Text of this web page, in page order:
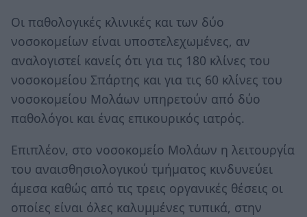
Οι παθολογικές κλινικές και των δύο
νοσοκομείων είναι υποστελεχωμένες, αν
αναλογιστεί κανείς ότι για τις 180 κλίνες του
νοσοκομείου Σπάρτης και για τις 60 κλίνες του
νοσοκομείου Μολάων υπηρετούν από δύο
παθολόγοι και ένας επικουρικός ιατρός.
Επιπλέον, στο νοσοκομείο Μολάων η λειτουργία
του αναισθησιολογικού τμήματος κινδυνεύει
άμεσα καθώς από τις τρεις οργανικές θέσεις οι
οποίες είναι όλες καλυμμένες τυπικά, στην